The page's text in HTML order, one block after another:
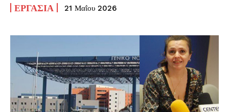
ΕΡΓΑΣΊΑ 21 Μαΐου 2026